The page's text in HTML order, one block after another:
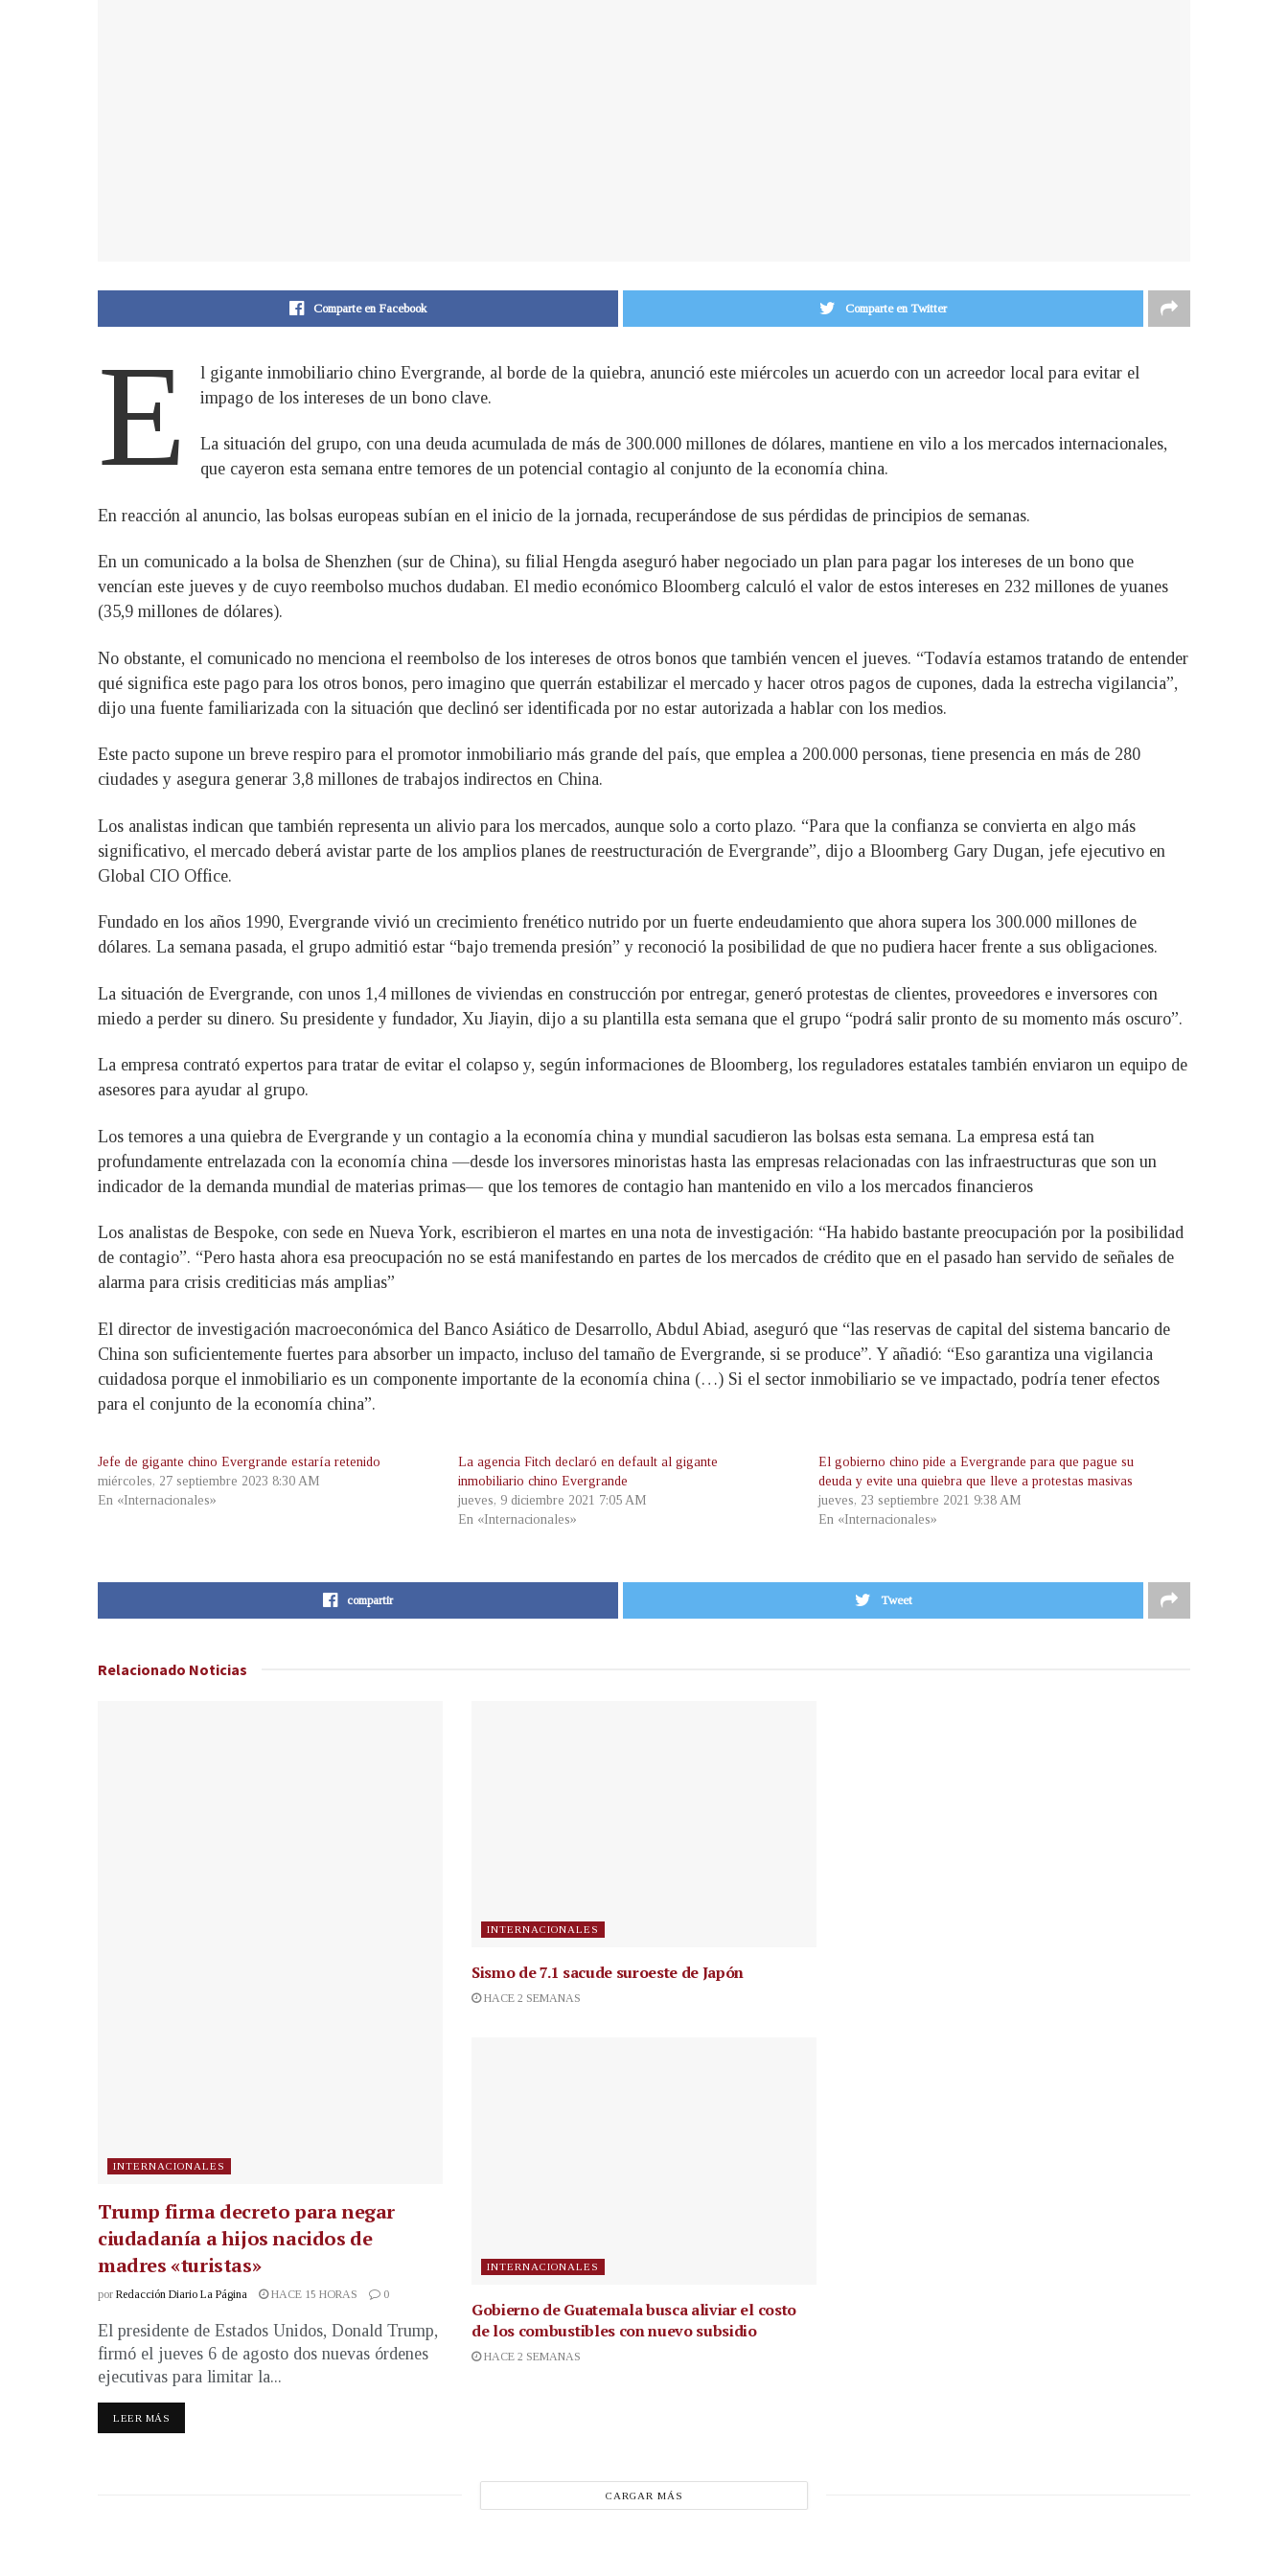
Comparte en Facebook Comparte en Twitter
E
l gigante inmobiliario chino Evergrande, al borde de la quiebra, anunció este miércoles un acuerdo con un acreedor local para evitar el
impago de los intereses de un bono clave.
La situación del grupo, con una deuda acumulada de más de 300.000 millones de dólares, mantiene en vilo a los mercados internacionales,
que cayeron esta semana entre temores de un potencial contagio al conjunto de la economía china.
En reacción al anuncio, las bolsas europeas subían en el inicio de la jornada, recuperándose de sus pérdidas de principios de semanas.
En un comunicado a la bolsa de Shenzhen (sur de China), su filial Hengda aseguró haber negociado un plan para pagar los intereses de un bono que
vencían este jueves y de cuyo reembolso muchos dudaban. El medio económico Bloomberg calculó el valor de estos intereses en 232 millones de yuanes
(35,9 millones de dólares).
No obstante, el comunicado no menciona el reembolso de los intereses de otros bonos que también vencen el jueves. “Todavía estamos tratando de entender
qué significa este pago para los otros bonos, pero imagino que querrán estabilizar el mercado y hacer otros pagos de cupones, dada la estrecha vigilancia”,
dijo una fuente familiarizada con la situación que declinó ser identificada por no estar autorizada a hablar con los medios.
Este pacto supone un breve respiro para el promotor inmobiliario más grande del país, que emplea a 200.000 personas, tiene presencia en más de 280
ciudades y asegura generar 3,8 millones de trabajos indirectos en China.
Los analistas indican que también representa un alivio para los mercados, aunque solo a corto plazo. “Para que la confianza se convierta en algo más
significativo, el mercado deberá avistar parte de los amplios planes de reestructuración de Evergrande”, dijo a Bloomberg Gary Dugan, jefe ejecutivo en
Global CIO Office.
Fundado en los años 1990, Evergrande vivió un crecimiento frenético nutrido por un fuerte endeudamiento que ahora supera los 300.000 millones de
dólares. La semana pasada, el grupo admitió estar “bajo tremenda presión” y reconoció la posibilidad de que no pudiera hacer frente a sus obligaciones.
La situación de Evergrande, con unos 1,4 millones de viviendas en construcción por entregar, generó protestas de clientes, proveedores e inversores con
miedo a perder su dinero. Su presidente y fundador, Xu Jiayin, dijo a su plantilla esta semana que el grupo “podrá salir pronto de su momento más oscuro”.
La empresa contrató expertos para tratar de evitar el colapso y, según informaciones de Bloomberg, los reguladores estatales también enviaron un equipo de
asesores para ayudar al grupo.
Los temores a una quiebra de Evergrande y un contagio a la economía china y mundial sacudieron las bolsas esta semana. La empresa está tan
profundamente entrelazada con la economía china —desde los inversores minoristas hasta las empresas relacionadas con las infraestructuras que son un
indicador de la demanda mundial de materias primas— que los temores de contagio han mantenido en vilo a los mercados financieros
Los analistas de Bespoke, con sede en Nueva York, escribieron el martes en una nota de investigación: “Ha habido bastante preocupación por la posibilidad
de contagio”. “Pero hasta ahora esa preocupación no se está manifestando en partes de los mercados de crédito que en el pasado han servido de señales de
alarma para crisis crediticias más amplias”
El director de investigación macroeconómica del Banco Asiático de Desarrollo, Abdul Abiad, aseguró que “las reservas de capital del sistema bancario de
China son suficientemente fuertes para absorber un impacto, incluso del tamaño de Evergrande, si se produce”. Y añadió: “Eso garantiza una vigilancia
cuidadosa porque el inmobiliario es un componente importante de la economía china (…) Si el sector inmobiliario se ve impactado, podría tener efectos
para el conjunto de la economía china”.
Jefe de gigante chino Evergrande estaría retenido
miércoles, 27 septiembre 2023 8:30 AM
En «Internacionales»
La agencia Fitch declaró en default al gigante
inmobiliario chino Evergrande
jueves, 9 diciembre 2021 7:05 AM
En «Internacionales»
El gobierno chino pide a Evergrande para que pague su
deuda y evite una quiebra que lleve a protestas masivas
jueves, 23 septiembre 2021 9:38 AM
En «Internacionales»
compartir Tweet
Relacionado Noticias
INTERNACIONALES
Trump firma decreto para negar
ciudadanía a hijos nacidos de
madres «turistas»
por Redacción Diario La Página HACE 15 HORAS 0
El presidente de Estados Unidos, Donald Trump,
firmó el jueves 6 de agosto dos nuevas órdenes
ejecutivas para limitar la...
LEER MÁS
INTERNACIONALES
Sismo de 7.1 sacude suroeste de Japón
HACE 2 SEMANAS
INTERNACIONALES
Gobierno de Guatemala busca aliviar el costo
de los combustibles con nuevo subsidio
HACE 2 SEMANAS
CARGAR MÁS